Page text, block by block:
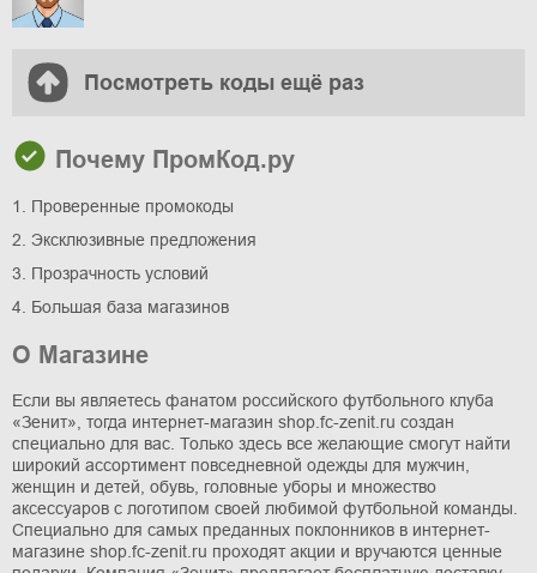
Посмотреть коды ещё раз
Почему ПромКод.ру
1. Проверенные промокоды
2. Эксклюзивные предложения
3. Прозрачность условий
4. Большая база магазинов
О Магазине
Если вы являетесь фанатом российского футбольного клуба
«Зенит», тогда интернет-магазин shop.fc-zenit.ru создан
специально для вас. Только здесь все желающие смогут найти
широкий ассортимент повседневной одежды для мужчин,
женщин и детей, обувь, головные уборы и множество
аксессуаров с логотипом своей любимой футбольной команды.
Специально для самых преданных поклонников в интернет-
магазине shop.fc-zenit.ru проходят акции и вручаются ценные